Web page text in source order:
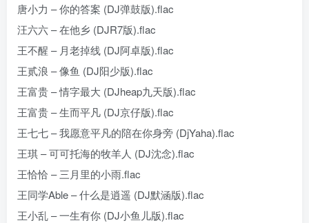
唐小力 – 你的答案 (DJ弹鼓版).flac
汪六六 – 在他乡 (DJR7版).flac
王不醒 – 月老掉线 (DJ阿卓版).flac
王贰浪 – 像鱼 (DJ阳少版).flac
王富贵 – 情字最大 (DJheap九天版).flac
王富贵 – 生而平凡 (DJ京仔版).flac
王七七 – 我愿意平凡的陪在你身旁 (DjYaha).flac
王琪 – 可可托海的牧羊人 (DJ沈念).flac
王恰恰 – 三月里的小雨.flac
王同学Able – 什么是逍遥 (DJ默涵版).flac
王小乱 – 一生有你 (DJ小鱼儿版).flac